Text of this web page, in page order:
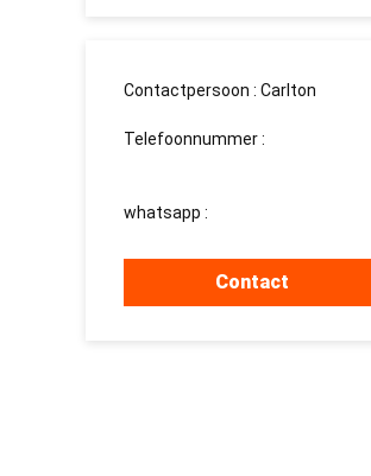
Contactpersoon : Carlton
Telefoonnummer :
whatsapp :
Contact